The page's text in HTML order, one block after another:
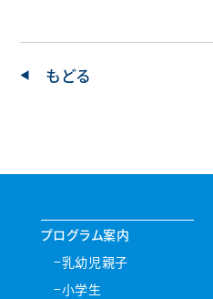
もどる
プログラム案内
乳幼児親子
小学生